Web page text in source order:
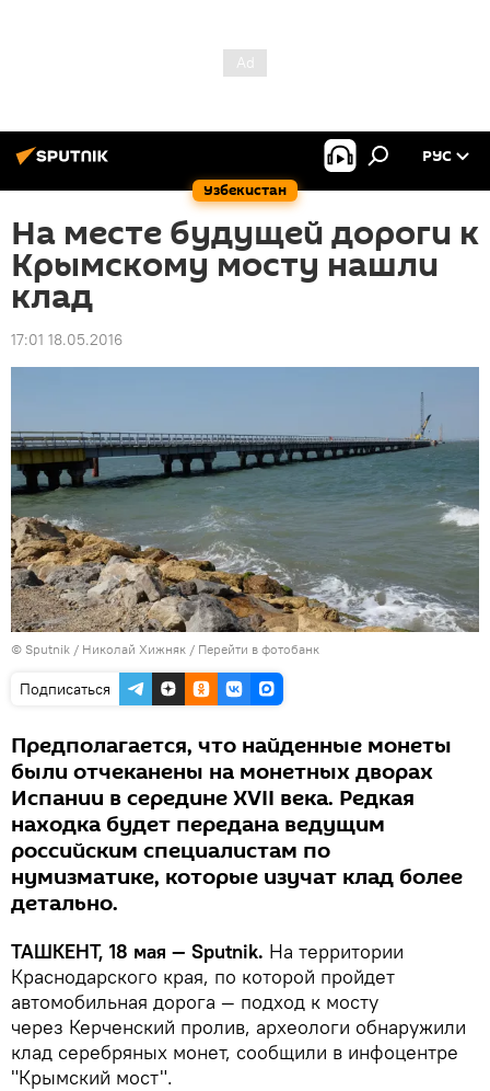
Узбекистан
РУС
На месте будущей дороги к
Крымскому мосту нашли
клад
17:01 18.05.2016
© Sputnik / Николай Хижняк / Перейти в фотобанк
Подписаться
Предполагается, что найденные монеты
были отчеканены на монетных дворах
Испании в середине XVII века. Редкая
находка будет передана ведущим
российским специалистам по
нумизматике, которые изучат клад более
детально.
ТАШКЕНТ, 18 мая — Sputnik. На территории
Краснодарского края, по которой пройдет
автомобильная дорога — подход к мосту
через Керченский пролив, археологи обнаружили
клад серебряных монет, сообщили в инфоцентре
"Кpымcкий мocт".